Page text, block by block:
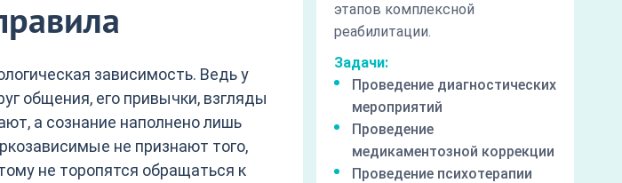
зависимость. Ведь у
общения, его привычки, взгляды
а сознание наполнено лишь
не признают того,
не торопятся обращаться к
этапов комплексной
реабилитации.
Задачи:
Проведение диагностических
мероприятий
Проведение
медикаментозной коррекции
Проведение психотерапии